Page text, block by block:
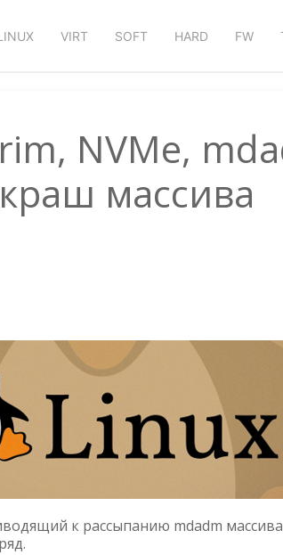
VIRT SOFT HARD FW
NVMe,
массива
к рассыпанию mdadm